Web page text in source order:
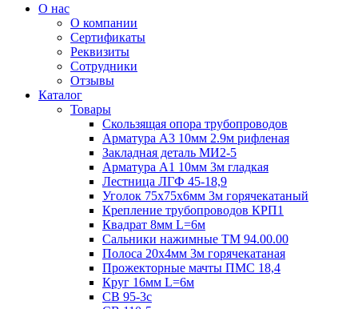
О нас
О компании
Сертификаты
Реквизиты
Сотрудники
Отзывы
Каталог
Товары
Скользящая опора трубопроводов
Арматура А3 10мм 2.9м рифленая
Закладная деталь МИ2-5
Арматура А1 10мм 3м гладкая
Лестница ЛГФ 45-18,9
Уголок 75х75х6мм 3м горячекатаный
Крепление трубопроводов КРП1
Квадрат 8мм L=6м
Сальники нажимные ТМ 94.00.00
Полоса 20х4мм 3м горячекатаная
Прожекторные мачты ПМС 18,4
Круг 16мм L=6м
СВ 95-3с